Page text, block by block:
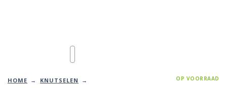
HOME
KNUTSELEN
OP VOORRAAD